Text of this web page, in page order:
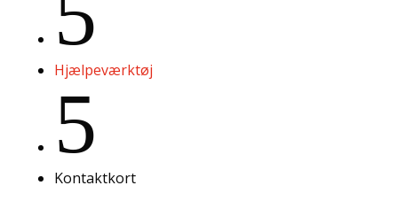
Hjælpeværktøj
5
Kontaktkort